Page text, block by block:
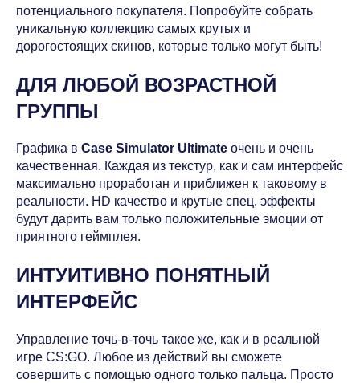
потенциального покупателя. Попробуйте собрать
уникальную коллекцию самых крутых и
дорогостоящих скинов, которые только могут быть!
ДЛЯ ЛЮБОЙ ВОЗРАСТНОЙ
ГРУППЫ
Графика в Case Simulator Ultimate очень и очень
качественная. Каждая из текстур, как и сам интерфейс
максимально проработан и приближен к таковому в
реальности. HD качество и крутые спец. эффекты
будут дарить вам только положительные эмоции от
приятного геймплея.
ИНТУИТИВНО ПОНЯТНЫЙ
ИНТЕРФЕЙС
Управление точь-в-точь такое же, как и в реальной
игре CS:GO. Любое из действий вы сможете
совершить с помощью одного только пальца. Просто